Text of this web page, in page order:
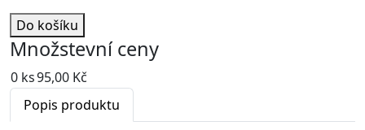
Do košíku
Množstevní ceny
0 ks95,00 Kč
Popis produktu